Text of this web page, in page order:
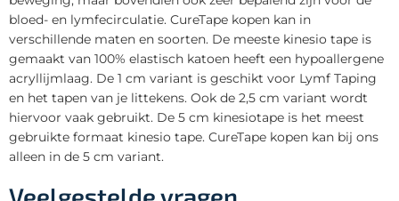
bloed- en lymfecirculatie. CureTape kopen kan in
verschillende maten en soorten. De meeste kinesio tape is
gemaakt van 100% elastisch katoen heeft een hypoallergene
acryllijmlaag. De 1 cm variant is geschikt voor Lymf Taping
en het tapen van je littekens. Ook de 2,5 cm variant wordt
hiervoor vaak gebruikt. De 5 cm kinesiotape is het meest
gebruikte formaat kinesio tape. CureTape kopen kan bij ons
alleen in de 5 cm variant.